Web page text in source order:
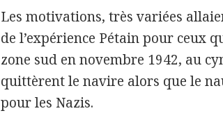
Les motivations, très variées
de l’expérience Pétain pour ceux
zone sud en novembre 1942, au
quittèrent le navire alors que le
pour les Nazis.